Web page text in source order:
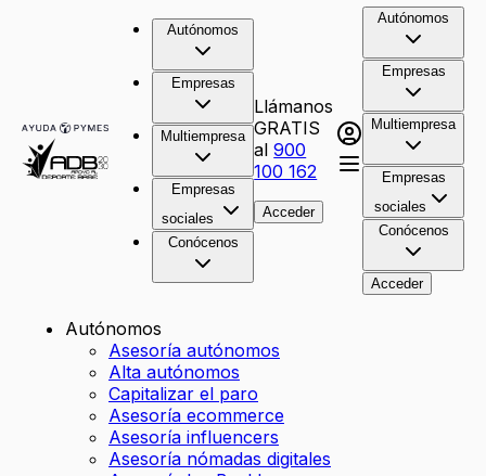
Autónomos
Empresas
Multiempresa
Empresas
sociales
Conócenos
Llámanos
GRATIS
al900
100 162
Acceder
Autónomos
Empresas
Multiempresa
Empresas
sociales
Conócenos
Acceder
Autónomos
Asesoría autónomos
Alta autónomos
Capitalizar el paro
Asesoría ecommerce
Asesoría influencers
Asesoría nómadas digitales